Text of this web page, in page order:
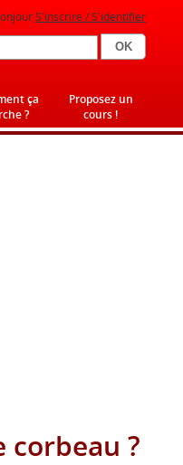
S'inscrire / S'identifier
ça
?
Proposez un
cours !
?